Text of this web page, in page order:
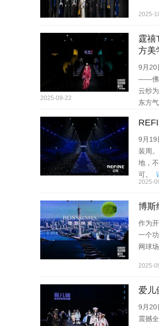
2025-
霆禧
方美
9月20
——佛
云纱
东方
2025-09-22
9月19
装周
地，
可。
2025-
博斯
作为
一个
网球
2025-
爱儿
9月20
震撼